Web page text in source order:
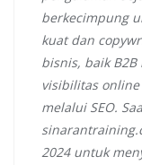
berkecimpung
kuat dan
bisnis, baik
visibilitas
melalui SEO.
2024 untuk